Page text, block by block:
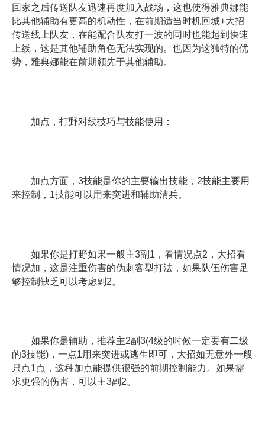
回家之后传送队友迅速再度加入战场，这也使得雅典娜能
比其他辅助有更高的机动性，在前期适当时机回城+大招
传送线上队友，在能配合队友打一波的同时也能起到快速
上线，这是其他辅助角色无法实现的。也因为这独特的优
势，雅典娜能在前期领先于其他辅助。
加点，打野对线技巧与技能使用：
加点方面，3技能是你的主要输出技能，2技能主要用
来控制，1技能可以用来突进和辅助清兵。
如果你是打野如果一般主3副1，看情况点2，大招看
情况加，这是注重伤害的伪刺客型打法，如果队伍伤害足
够控制缺乏可以考虑副2。
如果你是辅助，推荐主2副3(4级的时候一定要有二级
的3技能)，一点1用来突进或逃生即可，大招如无意外一般
只点1点，这种加点能提供很强的前期控制能力。如果需
求更强的伤害，可以主3副2。